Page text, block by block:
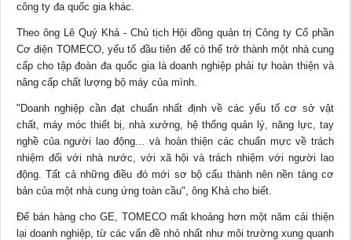
công ty đa quốc gia khác.
Theo ông Lê Quý Khả - Chủ tịch Hội đồng quản trị Công ty Cổ phần
Cơ điện TOMECO, yếu tố đầu tiên để có thể trở thành một nhà cung
cấp cho tập đoàn đa quốc gia là doanh nghiệp phải tự hoàn thiện và
nâng cấp chất lượng bộ máy của mình.
"Doanh nghiệp cần đạt chuẩn nhất định về các yếu tố cơ sở vật
chất, máy móc thiết bị, nhà xưởng, hệ thống quản lý, năng lực, tay
nghề của người lao động... và hoàn thiện các chuẩn mực về trách
nhiệm đối với nhà nước, với xã hội và trách nhiệm với người lao
động. Tất cả những điều đó mới sơ bộ cấu thành nên nền tảng cơ
bản của một nhà cung ứng toàn cầu", ông Khả cho biết.
Để bán hàng cho GE, TOMECO mất khoảng hơn một năm cải thiện
lại doanh nghiệp, từ các vấn đề nhỏ nhất như môi trường xung quanh